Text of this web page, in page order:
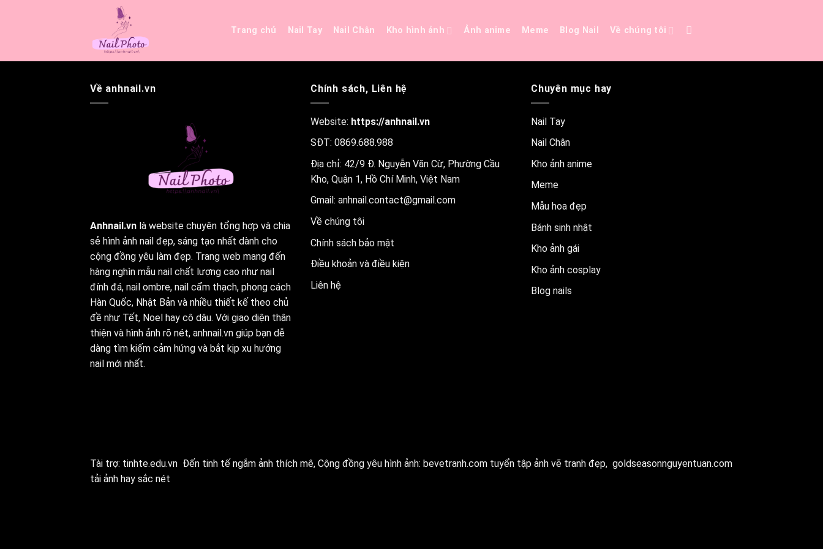
Trang chủ Nail Tay Nail Chân Kho hình ảnh Ảnh anime Meme Blog Nail Về chúng tôi
Về anhnail.vn
Anhnail.vn là website chuyên tổng hợp và chia
sẻ hình ảnh nail đẹp, sáng tạo nhất dành cho
cộng đồng yêu làm đẹp. Trang web mang đến
hàng nghìn mẫu nail chất lượng cao như nail
đính đá, nail ombre, nail cẩm thạch, phong cách
Hàn Quốc, Nhật Bản và nhiều thiết kế theo chủ
đề như Tết, Noel hay cô dâu. Với giao diện thân
thiện và hình ảnh rõ nét, anhnail.vn giúp bạn dễ
dàng tìm kiếm cảm hứng và bắt kịp xu hướng
nail mới nhất.
Chính sách, Liên hệ
Website: https://anhnail.vn
SĐT: 0869.688.988
Địa chỉ: 42/9 Đ. Nguyễn Văn Cừ, Phường Cầu
Kho, Quận 1, Hồ Chí Minh, Việt Nam
Gmail: anhnail.contact@gmail.com
Về chúng tôi
Chính sách bảo mật
Điều khoản và điều kiện
Liên hệ
Chuyên mục hay
Nail Tay
Nail Chân
Kho ảnh anime
Meme
Mẫu hoa đẹp
Bánh sinh nhật
Kho ảnh gái
Kho ảnh cosplay
Blog nails
Tài trợ: tinhte.edu.vn Đến tinh tế ngắm ảnh thích mê, Cộng đồng yêu hình ảnh: bevetranh.com tuyển tập ảnh vẽ tranh đẹp, goldseasonnguyentuan.com
tải ảnh hay sắc nét